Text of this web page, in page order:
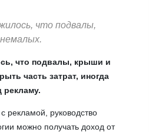
что подвалы,
что подвалы, крыши и
часть затрат, иногда
рекламу.
рекламой, руководство
можно получать доход от